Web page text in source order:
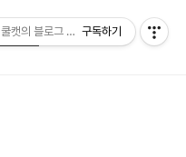
쿨캣의 블로그 놀이구독하기